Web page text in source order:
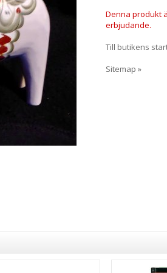
Denna produkt
erbjudande.
Till butikens
Sitemap »